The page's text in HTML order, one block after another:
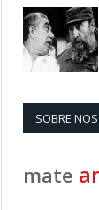
SOBRE
mate